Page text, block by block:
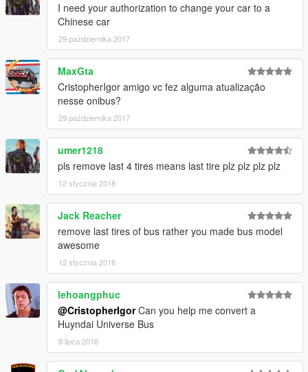
I need your authorization to change your car to a
Chinese car
29 października 2017
MaxGta
CristopherIgor amigo vc fez alguma atualização
nesse onibus?
29 października 2017
umer1218
pls remove last 4 tires means last tire plz plz plz plz
12 stycznia 2018
Jack Reacher
remove last tires of bus rather you made bus model
awesome
12 stycznia 2018
lehoangphuc
@CristopherIgorCan you help me convert a
Huyndai Universe Bus
8 lipca 2018